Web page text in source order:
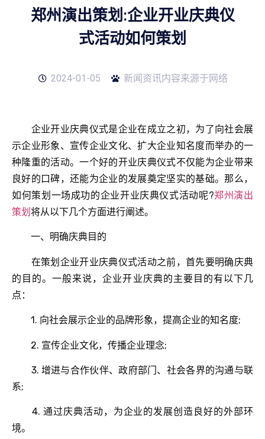
郑州演出策划:企业开业庆典仪
式活动如何策划
2024-01-05 新闻资讯内容来源于网络
企业开业庆典仪式是企业在成立之初，为了向社会展
示企业形象、宣传企业文化、扩大企业知名度而举办的一
种隆重的活动。一个好的开业庆典仪式不仅能为企业带来
良好的口碑，还能为企业的发展奠定坚实的基础。那么，
如何策划一场成功的企业开业庆典仪式活动呢?郑州演出
策划 将从以下几个方面进行阐述。
一、明确庆典目的
在策划企业开业庆典仪式活动之前，首先要明确庆典
的目的。一般来说，企业开业庆典的主要目的有以下几
点：
1. 向社会展示企业的品牌形象，提高企业的知名度;
2. 宣传企业文化，传播企业理念;
3. 增进与合作伙伴、政府部门、社会各界的沟通与联
系;
4. 通过庆典活动，为企业的发展创造良好的外部环
境。